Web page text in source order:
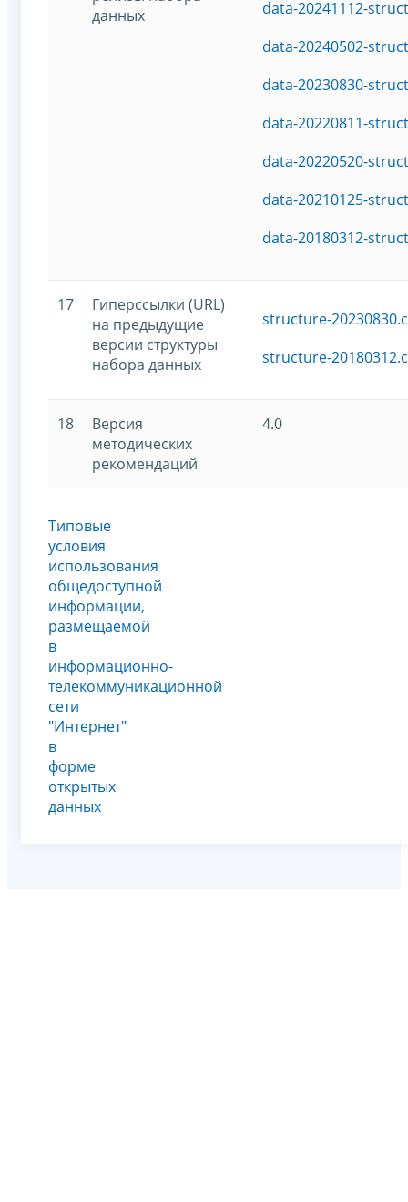
данных
data-20241112-
data-20240502-
data-20230830-
data-20220811-
data-20220520-
data-20210125-
data-20180312-
17
Гиперссылки (URL)
на предыдущие
версии структуры
набора данных
structure-
structure-
18
Версия
методических
рекомендаций
4.0
Типовые
условия
использования
общедоступной
информации,
размещаемой
в
информационно-
телекоммуникационной
сети
"Интернет"
в
форме
открытых
данных